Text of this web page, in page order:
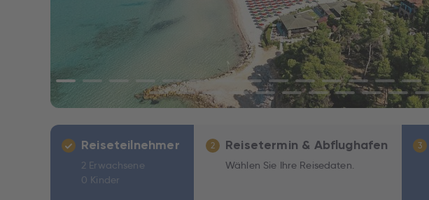
Reiseteilnehmer
2 Erwachsene
0 Kinder
2 Reisetermin & Abflughafen
Wählen Sie Ihre Reisedaten.
3